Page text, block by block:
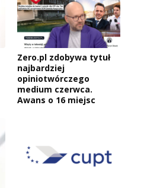
Zero.pl zdobywa tytuł
najbardziej
opiniotwórczego
medium czerwca.
Awans o 16 miejsc